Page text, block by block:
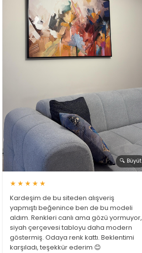
🔍 Büyüt
★★★★★
Kardeşim de bu siteden alışveriş
yapmıştı beğenince ben de bu modeli
aldım. Renkleri canlı ama gözü yormuyor,
siyah çerçevesi tabloyu daha modern
göstermiş. Odaya renk kattı. Beklentimi
karşıladı, teşekkür ederim 😊